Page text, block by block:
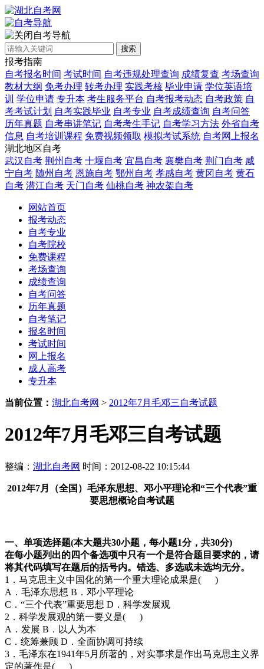
自考导航
搜索
报考指南
自考报名时间 考试时间 自考违规处理查询 成绩复查 考场查询
教材大纲 免考办理 转考办理 实践考核 毕业申请 学位英语培
训 学位申请 专升本 考生服务平台 自考报考动态 自考政策 自
考考试计划 自考实践毕业 自考专业 自考成绩查询 自考问答
历年真题 自考串讲笔记 自考考生手记 自考学习方法 外省自考
信息 自考培训课程 免费视频领取 模拟考试系统 自考网上报名
湖北地区自考
武汉自考 荆州自考 十堰自考 宜昌自考 襄樊自考 荆门自考 咸
宁自考 随州自考 恩施自考 鄂州自考 孝感自考 黄冈自考 黄石
自考 潜江自考 天门自考 仙桃自考 神农架自考
网站首页
报考动态
自考专业
自考院校
免费课程
考场查询
成绩查询
自考问答
历年真题
自考笔记
报名时间
考试时间
网上报名
成人高考
专升本
当前位置： 湖北自考网 > 2012年7月毛邓三自考试题
2012年7月毛邓三自考试题
整编： 湖北自考网 时间：2012-08-22 10:15:44
2012年7月（全国 ） 毛泽东思想、邓小平理论和“三个代表”重
要思想概论自考试题
一、单项选择题(本大题共30小题，每小题1分，共30分)
在每小题列出的四个备选项中只有一个是符合题目要求的，请
将其代码填写在题后的括号内。错选、多选或未选均无分。
1．马克思主义中国化的第一个重大理论成果是( )
A．毛泽东思想 B．邓小平理论
C．“三个代表”重要思想 D．科学发展观
2．科学发展观的第一要义是( )
A．发展 B．以人为本
C．统筹兼顾 D．全面协调可持续
3．毛泽东在1941年5月所著的，对实事求是作出马克思主义界
定的著作是( )